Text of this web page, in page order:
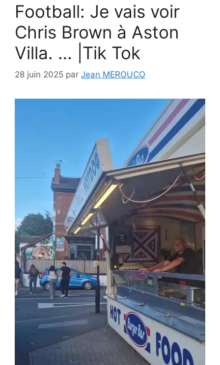
Football: Je vais voir
Chris Brown à Aston
Villa. … |Tik Tok
28 juin 2025 par Jean MEROUCO